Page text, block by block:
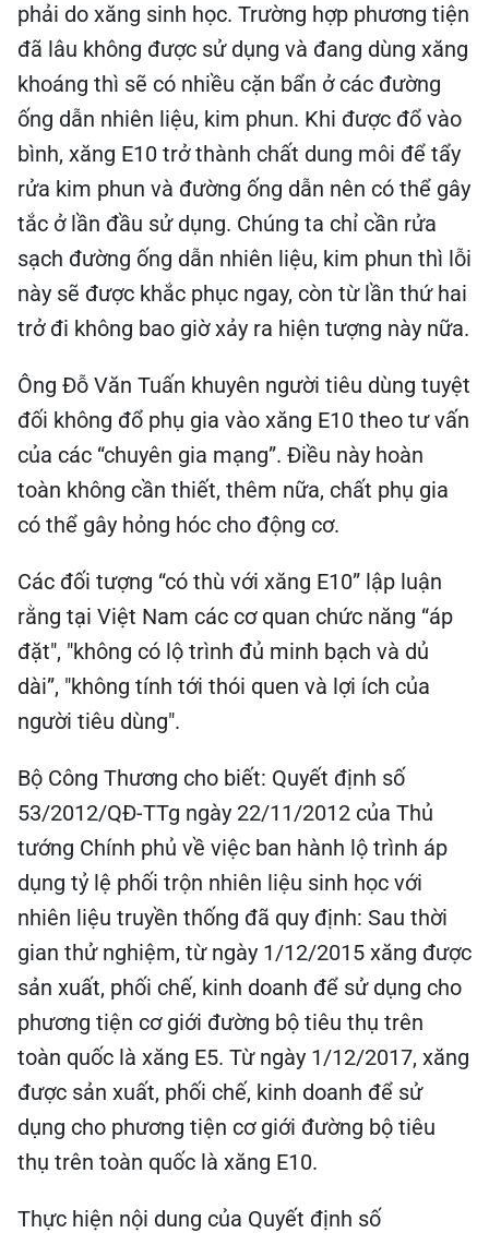
phải do xăng sinh học. Trường hợp phương tiện
đã lâu không được sử dụng và đang dùng xăng
khoáng thì sẽ có nhiều cặn bẩn ở các đường
ống dẫn nhiên liệu, kim phun. Khi được đổ vào
bình, xăng E10 trở thành chất dung môi để tẩy
rửa kim phun và đường ống dẫn nên có thể gây
tắc ở lần đầu sử dụng. Chúng ta chỉ cần rửa
sạch đường ống dẫn nhiên liệu, kim phun thì lỗi
này sẽ được khắc phục ngay, còn từ lần thứ hai
trở đi không bao giờ xảy ra hiện tượng này nữa.
Ông Đỗ Văn Tuấn khuyên người tiêu dùng tuyệt
đối không đổ phụ gia vào xăng E10 theo tư vấn
của các “chuyên gia mạng”. Điều này hoàn
toàn không cần thiết, thêm nữa, chất phụ gia
có thể gây hỏng hóc cho động cơ.
Các đối tượng “có thù với xăng E10” lập luận
rằng tại Việt Nam các cơ quan chức năng “áp
đặt", "không có lộ trình đủ minh bạch và dủ
dài”, "không tính tới thói quen và lợi ích của
người tiêu dùng".
Bộ Công Thương cho biết: Quyết định số
53/2012/QĐ-TTg ngày 22/11/2012 của Thủ
tướng Chính phủ về việc ban hành lộ trình áp
dụng tỷ lệ phối trộn nhiên liệu sinh học với
nhiên liệu truyền thống đã quy định: Sau thời
gian thử nghiệm, từ ngày 1/12/2015 xăng được
sản xuất, phối chế, kinh doanh để sử dụng cho
phương tiện cơ giới đường bộ tiêu thụ trên
toàn quốc là xăng E5. Từ ngày 1/12/2017, xăng
được sản xuất, phối chế, kinh doanh để sử
dụng cho phương tiện cơ giới đường bộ tiêu
thụ trên toàn quốc là xăng E10.
Thực hiện nội dung của Quyết định số